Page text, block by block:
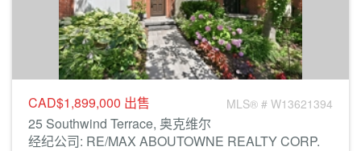
CAD$1,899,000 出售 MLS® # W13621394
25 Southwind Terrace, 奥克维尔
经纪公司: RE/MAX ABOUTOWNE REALTY CORP.